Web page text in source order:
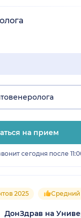
на прием
сегодня после
2025 Средний
ДонЗдрав на